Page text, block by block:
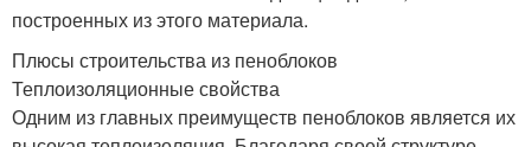
построенных из этого материала.
Плюсы строительства из пеноблоков
Теплоизоляционные свойства
Одним из главных преимуществ пеноблоков является их